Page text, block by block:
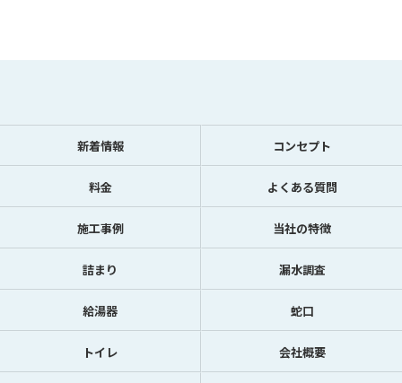
新着情報 コンセプト
料金 よくある質問
施工事例 当社の特徴
詰まり 漏水調査
給湯器 蛇口
トイレ 会社概要